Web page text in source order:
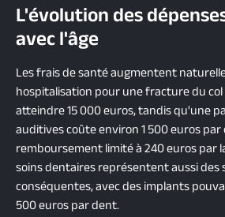
L'évolution des
avec l'âge
Les frais de santé augmentent
hospitalisation pour une fracture du
atteindre 15 000 euros, tandis qu'une
auditives coûte environ 1 500 euros par
remboursement limité à 240 euros par
soins dentaires représentent aussi des
conséquentes, avec des implants
500 euros par dent.